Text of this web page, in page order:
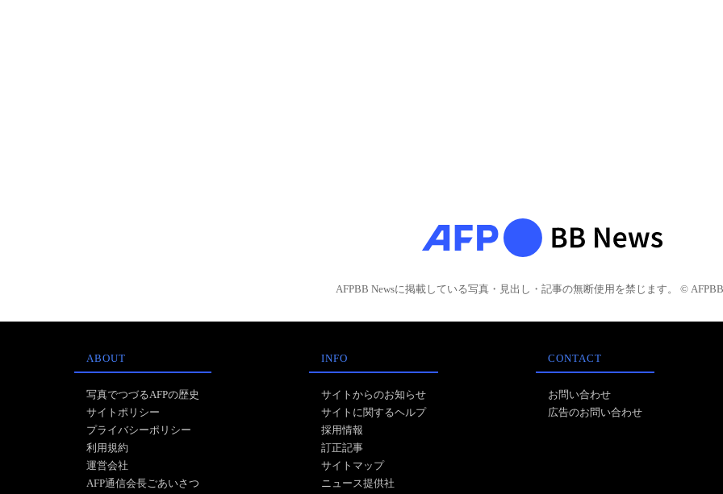
AFPBB Newsに掲載している写真・見出し・記事の無断使用を禁じます。 © AFPBB
ABOUT
写真でつづるAFPの歴史
サイトポリシー
プライバシーポリシー
利用規約
運営会社
AFP通信会長ごあいさつ
INFO
サイトからのお知らせ
サイトに関するヘルプ
採用情報
訂正記事
サイトマップ
ニュース提供社
CONTACT
お問い合わせ
広告のお問い合わせ